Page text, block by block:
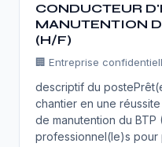
CONDUCTEUR
MANUTENTION
(H/F)
🏢 Entreprise
descriptif du
chantier en une
de manutention du
professionnel(le)s